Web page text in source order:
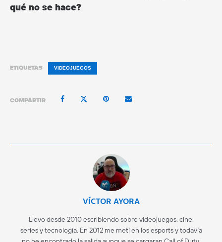
qué no se hace?
ETIQUETAS VIDEOJUEGOS
COMPARTIR
VÍCTOR AYORA
Llevo desde 2010 escribiendo sobre videojuegos, cine,
series y tecnología. En 2012 me metí en los esports y todavía